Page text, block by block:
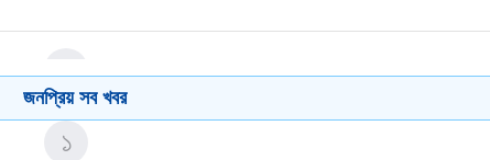
৫
জনপ্রিয় সব খবর
১